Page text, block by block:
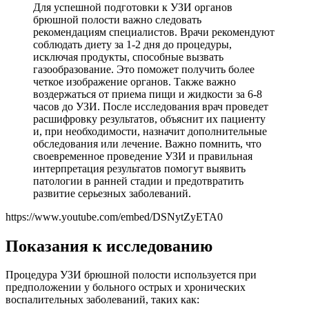
Для успешной подготовки к УЗИ органов
брюшной полости важно следовать
рекомендациям специалистов. Врачи рекомендуют
соблюдать диету за 1-2 дня до процедуры,
исключая продукты, способные вызвать
газообразование. Это поможет получить более
четкое изображение органов. Также важно
воздержаться от приема пищи и жидкости за 6-8
часов до УЗИ. После исследования врач проведет
расшифровку результатов, объяснит их пациенту
и, при необходимости, назначит дополнительные
обследования или лечение. Важно помнить, что
своевременное проведение УЗИ и правильная
интерпретация результатов помогут выявить
патологии в ранней стадии и предотвратить
развитие серьезных заболеваний.
https://www.youtube.com/embed/DSNytZyETA0
Показания к исследованию
Процедура УЗИ брюшной полости используется при
предположении у больного острых и хронических
воспалительных заболеваний, таких как: